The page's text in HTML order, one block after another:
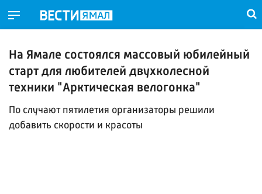
На Ямале состоялся массовый юбилейный
старт для любителей двухколесной
техники "Арктическая велогонка"
По случают пятилетия организаторы решили
добавить скорости и красоты